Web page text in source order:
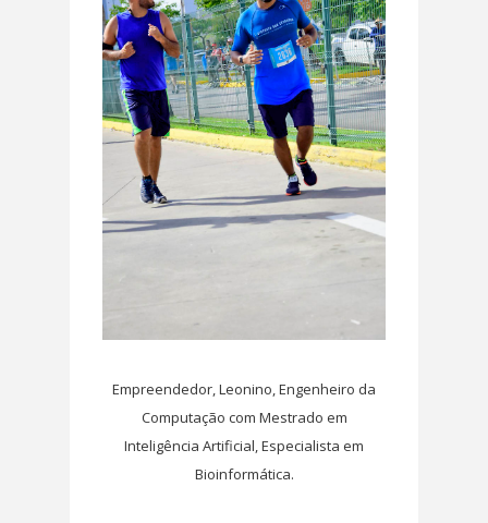
Empreendedor, Leonino, Engenheiro da
Computação com Mestrado em
Inteligência Artificial, Especialista em
Bioinformática.